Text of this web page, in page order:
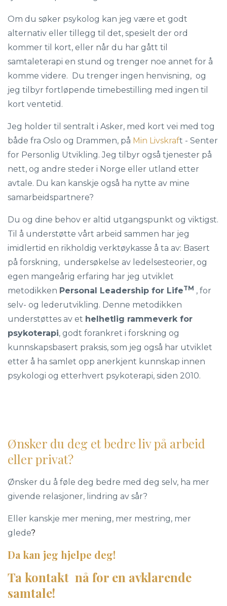
Om du søker psykolog kan jeg være et godt
alternativ eller tillegg til det, spesielt der ord
kommer til kort, eller når du har gått til
samtaleterapi en stund og trenger noe annet for å
komme videre. Du trenger ingen henvisning, og
jeg tilbyr fortløpende timebestilling med ingen til
kort ventetid.
Jeg holder til sentralt i Asker, med kort vei med tog
både fra Oslo og Drammen, på Min Livskraft - Senter
for Personlig Utvikling. Jeg tilbyr også tjenester på
nett, og andre steder i Norge eller utland etter
avtale. Du kan kanskje også ha nytte av mine
samarbeidspartnere?
Du og dine behov er altid utgangspunkt og viktigst.
Til å understøtte vårt arbeid sammen har jeg
imidlertid en rikholdig verktøykasse å ta av: Basert
på forskning, undersøkelse av ledelsesteorier, og
egen mangeårig erfaring har jeg utviklet
metodikken Personal Leadership for LifeTM , for
selv- og lederutvikling. Denne metodikken
understøttes av et helhetlig rammeverk for
psykoterapi, godt forankret i forskning og
kunnskapsbasert praksis, som jeg også har utviklet
etter å ha samlet opp anerkjent kunnskap innen
psykologi og etterhvert psykoterapi, siden 2010.
Ønsker du deg et bedre liv på arbeid
eller privat?
Ønsker du å føle deg bedre med deg selv, ha mer
givende relasjoner, lindring av sår?
Eller kanskje mer mening, mer mestring, mer
glede?
Da kan jeg hjelpe deg!
Ta kontakt nå for en avklarende
samtale!